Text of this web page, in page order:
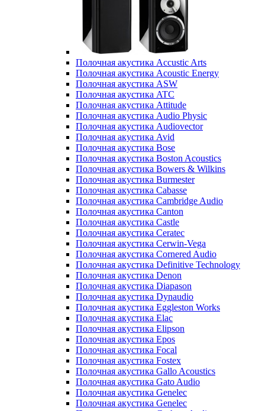
Полочная акустика Accustic Arts
Полочная акустика Acoustic Energy
Полочная акустика ASW
Полочная акустика ATC
Полочная акустика Attitude
Полочная акустика Audio Physic
Полочная акустика Audiovector
Полочная акустика Avid
Полочная акустика Bose
Полочная акустика Boston Acoustics
Полочная акустика Bowers & Wilkins
Полочная акустика Burmester
Полочная акустика Cabasse
Полочная акустика Cambridge Audio
Полочная акустика Canton
Полочная акустика Castle
Полочная акустика Ceratec
Полочная акустика Cerwin-Vega
Полочная акустика Cornered Audio
Полочная акустика Definitive Technology
Полочная акустика Denon
Полочная акустика Diapason
Полочная акустика Dynaudio
Полочная акустика Eggleston Works
Полочная акустика Elac
Полочная акустика Elipson
Полочная акустика Epos
Полочная акустика Focal
Полочная акустика Fostex
Полочная акустика Gallo Acoustics
Полочная акустика Gato Audio
Полочная акустика Genelec
Полочная акустика Genelec